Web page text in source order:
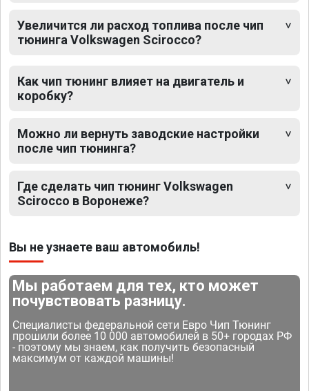
Увеличится ли расход топлива после чип
тюнинга Volkswagen Scirocco?
Как чип тюнинг влияет на двигатель и
коробку?
Можно ли вернуть заводские настройки
после чип тюнинга?
Где сделать чип тюнинг Volkswagen
Scirocco в Воронеже?
Вы не узнаете ваш автомобиль!
Мы работаем для тех, кто может
почувствовать разницу.
Специалисты федеральной сети Евро Чип Тюнинг
прошили более 10 000 автомобилей в 50+ городах РФ
- поэтому мы знаем, как получить безопасный
максимум от каждой машины!